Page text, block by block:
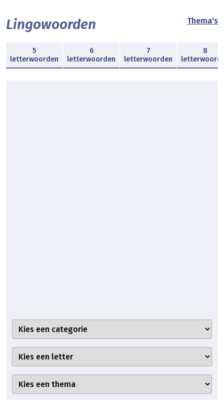
Lingowoorden Thema's
5
letterwoorden
6
letterwoorden
7
letterwoorden
8